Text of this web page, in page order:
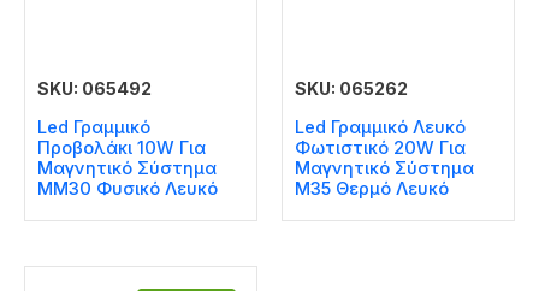
SKU: 065492
Led Γραμμικό
Προβολάκι 10W Για
Μαγνητικό Σύστημα
MM30 Φυσικό Λευκό
SKU: 065262
Led Γραμμικό Λευκό
Φωτιστικό 20W Για
Μαγνητικό Σύστημα
Μ35 Θερμό Λευκό